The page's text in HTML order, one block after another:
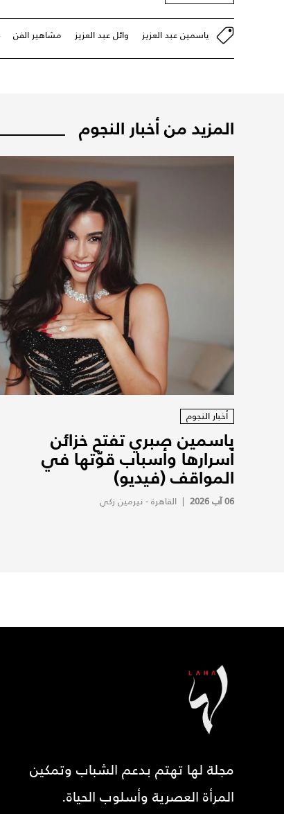
ياسمين عبد العزيز وائل عبد العزيز مشاهير الفن
المزيد من أخبار النجوم
أخبار النجوم
ياسمين صبري تفتح خزائن
أسرارها وأسباب قوّتها في
المواقف (فيديو)
06 آب 2026 | القاهرة - نيرمين زكي
مجلة لها تهتم بدعم الشباب وتمكين
المرأة العصرية وأسلوب الحياة.